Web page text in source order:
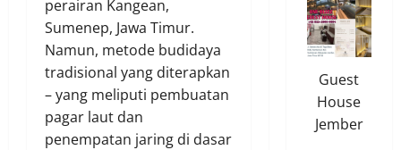
perairan Kangean,
Sumenep, Jawa Timur.
Namun, metode budidaya
tradisional yang diterapkan
– yang meliputi pembuatan
pagar laut dan
penempatan jaring di dasar
Guest
House
Jember